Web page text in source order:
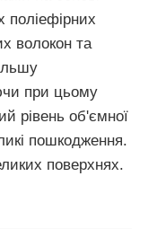
поліефірних
волокон та
при цьому
рівень об'ємної
пошкодження.
поверхнях.